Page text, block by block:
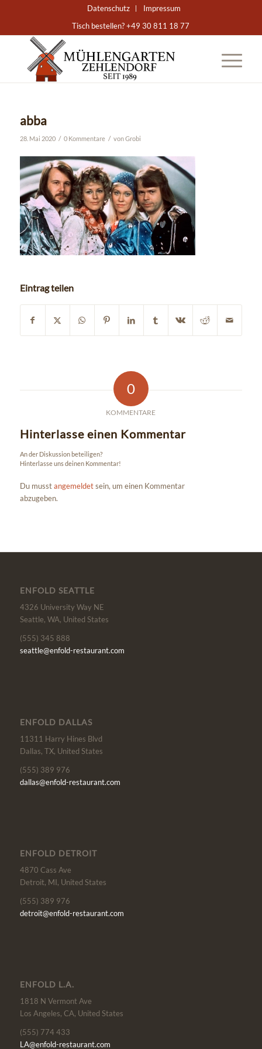
Datenschutz
Impressum
Tisch bestellen? +49 30 811 18 77
abba
28. Mai 2020 / 0 Kommentare / vonGrobi
Eintrag teilen
0
KOMMENTARE
Hinterlasse einen Kommentar
An der Diskussion beteiligen?
Hinterlasse uns deinen Kommentar!
Du musstangemeldetsein, um einen Kommentar
abzugeben.
ENFOLD SEATTLE
4326 University Way NE
Seattle, WA, United States
(555) 345 888
seattle@enfold-restaurant.com
ENFOLD DALLAS
11311 Harry Hines Blvd
Dallas, TX, United States
(555) 389 976
dallas@enfold-restaurant.com
ENFOLD DETROIT
4870 Cass Ave
Detroit, MI, United States
(555) 389 976
detroit@enfold-restaurant.com
ENFOLD L.A.
1818 N Vermont Ave
Los Angeles, CA, United States
(555) 774 433
LA@enfold-restaurant.com